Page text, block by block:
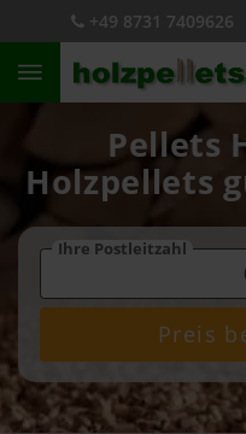
+49 8731 7409626
Pellets
Holzpellets
Ihre Postleitzahl
Preis